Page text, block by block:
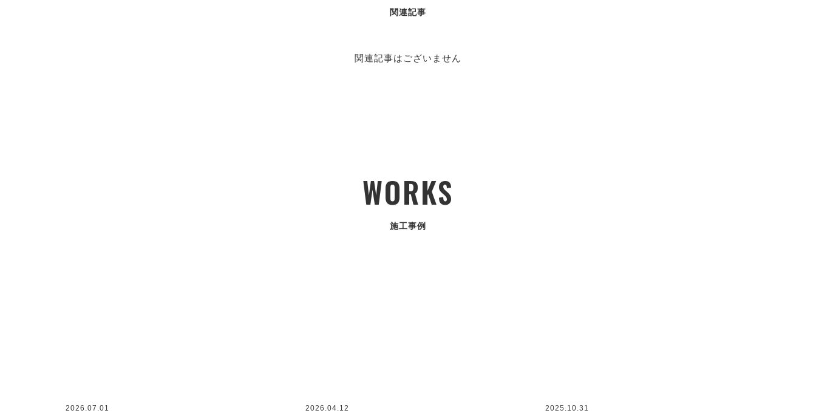
関連記事
関連記事はございません
WORKS
施工事例
2026.07.01 2026.04.12 2025.10.31